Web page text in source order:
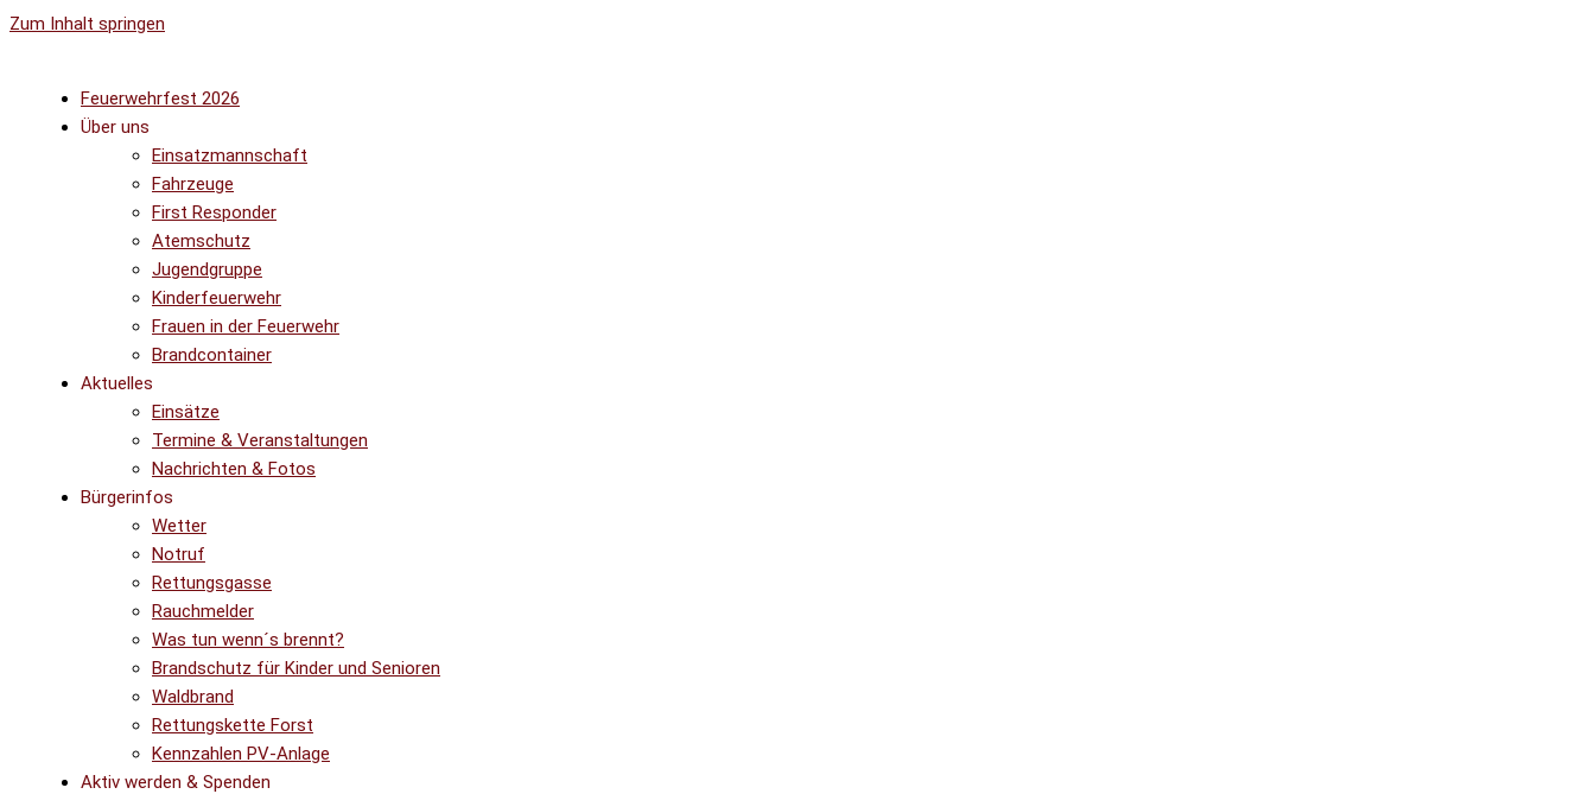
Zum Inhalt springen
Feuerwehrfest 2026
Über uns
Einsatzmannschaft
Fahrzeuge
First Responder
Atemschutz
Jugendgruppe
Kinderfeuerwehr
Frauen in der Feuerwehr
Brandcontainer
Aktuelles
Einsätze
Termine & Veranstaltungen
Nachrichten & Fotos
Bürgerinfos
Wetter
Notruf
Rettungsgasse
Rauchmelder
Was tun wenn´s brennt?
Brandschutz für Kinder und Senioren
Waldbrand
Rettungskette Forst
Kennzahlen PV-Anlage
Aktiv werden & Spenden